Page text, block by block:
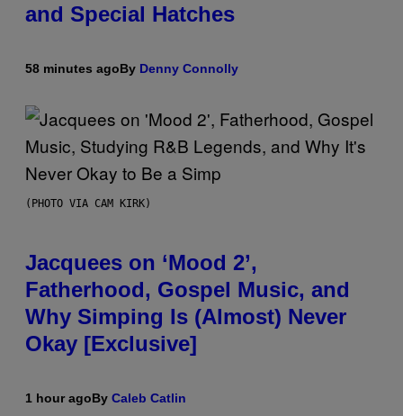
and Special Hatches
58 minutes agoBy Denny Connolly
(PHOTO VIA CAM KIRK)
Jacquees on ‘Mood 2’,
Fatherhood, Gospel Music, and
Why Simping Is (Almost) Never
Okay [Exclusive]
1 hour agoBy Caleb Catlin